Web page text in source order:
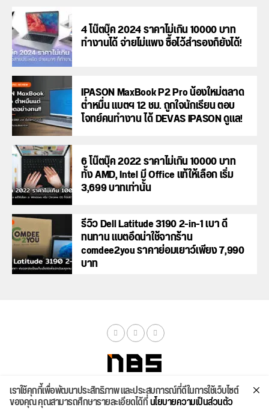
4 โน๊ตบุ๊ค 2024 ราคาไม่เกิน 10000 บาท
ทำงานได้ จ่ายไม่แพง ซื้อไว้สำรองก็ยังได้!
IPASON MaxBook P2 Pro น้องใหม่ตลาด
ต่ำหมื่น แบตฯ 12 ชม. ถูกใจนักเรียน ตอบ
โจทย์คนทำงาน ได้ DEVAS IPASON ดูแล!
6 โน๊ตบุ๊ค 2022 ราคาไม่เกิน 10000 บาท
ทั้ง AMD, Intel มี Office แท้ให้เลือก เริ่ม
3,699 บาทเท่านั้น
รีวิว Dell Latitude 3190 2-in-1 เบา ดี
ทนทาน แบตอึดน่าใช้จากร้าน
comdee2you ราคาย่อมเยาว์เพียง 7,990
บาท
จัดสเปค ค้นหา บทความ รีวิวล่าสุด บทความยอดนิยม ติดต่อเรา
เราใช้คุกกี้เพื่อพัฒนาประสิทธิภาพ และประสบการณ์ที่ดีในการใช้เว็บไซต์
ของคุณ คุณสามารถศึกษารายละเอียดได้ที่นโยบายความเป็นส่วนตัว